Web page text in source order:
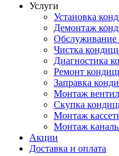
Услуги
Установка
Демонтаж
Обслуживание
Чистка
Диагностика
Ремонт
Заправка
Монтаж
Скупка
Монтаж
Монтаж
Акции
Доставка и оплата